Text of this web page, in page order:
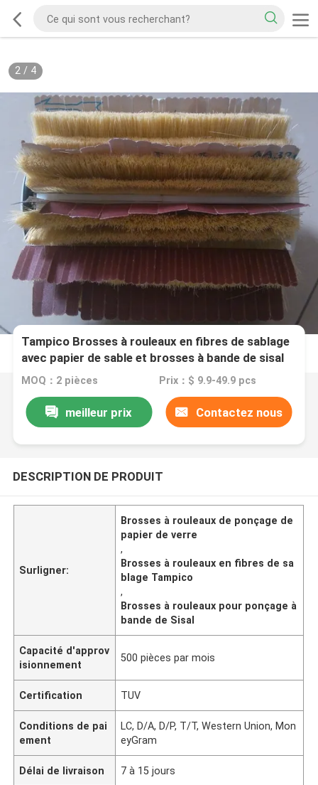
2/ 4
Tampico Brosses à rouleaux en fibres de sablage
avec papier de sable et brosses à bande de sisal
MOQ：2 pièces Prix：$ 9.9-49.9 pcs
meilleur prix Contactez nous
DESCRIPTION DE PRODUIT
Surligner:
Brosses à rouleaux de ponçage de
papier de verre
,
Brosses à rouleaux en fibres de sa
blage Tampico
,
Brosses à rouleaux pour ponçage à
bande de Sisal
Capacité d'approv
isionnement
500 pièces par mois
Certification TUV
Conditions de pai
ement
LC, D/A, D/P, T/T, Western Union, Mon
eyGram
Délai de livraison 7 à 15 jours